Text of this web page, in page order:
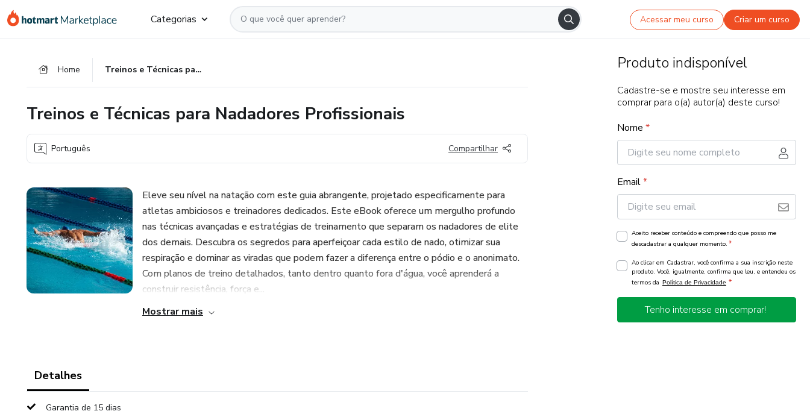
para
para
para
Categorias Acessar meu curso Criar um curso
Home Treinos e Técnicas para Nadadores Profissionais
Treinos e Técnicas para Nadadores Profissionais
Português Compartilhar
Eleve seu nível na natação com este guia abrangente, projetado especificamente para
atletas ambiciosos e treinadores dedicados. Este eBook oferece um mergulho profundo
nas técnicas avançadas e estratégias de treinamento que separam os nadadores de elite
dos demais. Descubra os segredos para aperfeiçoar cada estilo de nado, otimizar sua
respiração e dominar as viradas que podem fazer a diferença entre o pódio e o anonimato.
Com planos de treino detalhados, tanto dentro quanto fora d'água, você aprenderá a
construir resistência, força e...
Mostrar mais
Detalhes
Garantia de 15 dias
Produto indisponível
Cadastre-se e mostre seu interesse em
comprar para o(a) autor(a) deste curso!
Nome *
Email*
Aceito receber conteúdo e compreendo que posso me
descadastrar a qualquer momento. *
Ao clicar em Cadastrar, você confirma a sua inscrição neste
produto. Você, igualmente, confirma que leu, e entendeu os
termos da Política de Privacidade *
Tenho interesse em comprar!